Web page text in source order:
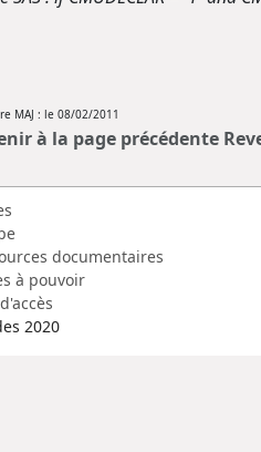
MAJ : le 08/02/2011
à la page précédente
documentaires
à pouvoir
2020